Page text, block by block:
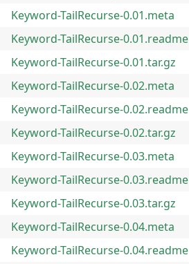
Keyword-TailRecurse-0.01.meta
Keyword-TailRecurse-0.01.readme
Keyword-TailRecurse-0.01.tar.gz
Keyword-TailRecurse-0.02.meta
Keyword-TailRecurse-0.02.readme
Keyword-TailRecurse-0.02.tar.gz
Keyword-TailRecurse-0.03.meta
Keyword-TailRecurse-0.03.readme
Keyword-TailRecurse-0.03.tar.gz
Keyword-TailRecurse-0.04.meta
Keyword-TailRecurse-0.04.readme